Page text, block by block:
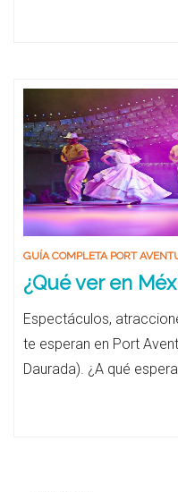
GUÍA COMPLETA PORT
¿Qué ver en
Espectáculos,
te esperan en Port
Daurada). ¿A qué